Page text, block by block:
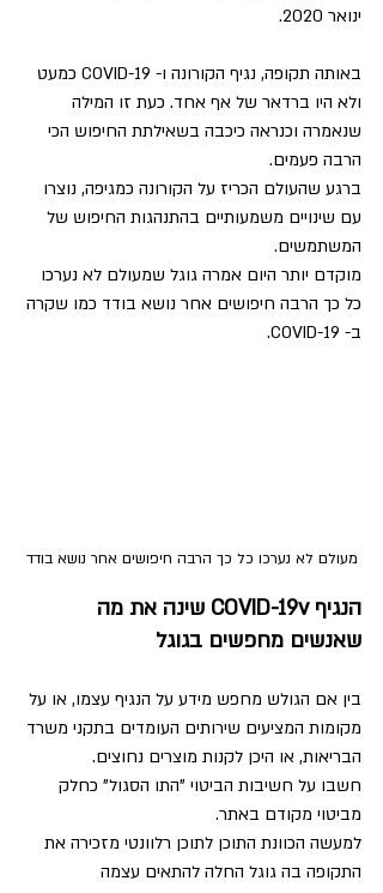
ינואר 2020.
באותה תקופה, נגיף הקורונה ו- COVID-19 כמעט
ולא היו ברדאר של אף אחד. כעת זו המילה
שנאמרה וכנראה כיכבה בשאילתת החיפוש הכי
הרבה פעמים.
ברגע שהעולם הכריז על הקורונה כמגיפה, נוצרו
עם שינויים משמעותיים בהתנהגות החיפוש של
המשתמשים.
מוקדם יותר היום אמרה גוגל שמעולם לא נערכו
כל כך הרבה חיפושים אחר נושא בודד כמו שקרה
ב- COVID-19.
מעולם לא נערכו כל כך הרבה חיפושים אחר נושא בודד
הנגיף COVID-19v שינה את מה
שאנשים מחפשים בגוגל
בין אם הגולש מחפש מידע על הנגיף עצמו, או על
מקומות המציעים שירותים העומדים בתקני משרד
הבריאות, או היכן לקנות מוצרים נחוצים.
חשבו על חשיבות הביטוי "התו הסגול" כחלק
מביטוי מקודם באתר.
למעשה הכוונת התוכן לתוכן רלוונטי מזכירה את
התקופה בה גוגל החלה להתאים עצמה